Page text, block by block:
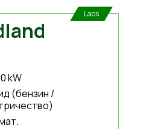
Laos
kW
(бензин /